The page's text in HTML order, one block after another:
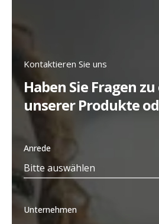
Kontaktieren Sie uns
Haben Sie Fragen
unserer Produkte
Anrede
Unternehmen